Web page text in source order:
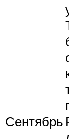
Сентябрь